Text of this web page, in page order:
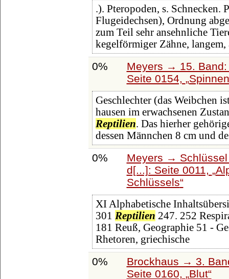
.). Pteropoden, s. Schnecken.
Flugeidechsen), Ordnung
zum Teil sehr ansehnliche
kegelförmiger Zähne, langem,
0%
Meyers → 15.
Seite 0154,
Geschlechter (das Weibchen
hausen im erwachsenen
Reptilien. Das hierher
dessen Männchen 8 cm und
0%
Meyers →
d[...]: Seite 0011,
Schlüssels
XI Alphabetische
301 Reptilien 247. 252
181 Reuß, Geographie 51 -
Rhetoren, griechische
0%
Brockhaus → 3.
Seite 0160,
Blut